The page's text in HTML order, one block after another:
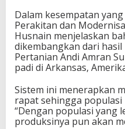
​​Dalam kesempatan
Perakitan dan
Husnain menjelaskan
dikembangkan dari
Pertanian Andi Amran
padi di Arkansas,
Sistem ini menerapkan
rapat sehingga populasi
“Dengan populasi yang
produksinya pun akan